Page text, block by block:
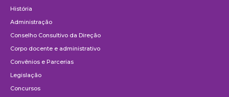
História
Administração
Conselho Consultivo da Direção
Corpo docente e administrativo
Convênios e Parcerias
Legislação
Concursos